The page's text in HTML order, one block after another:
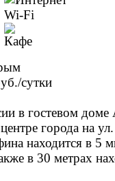
/сутки
в гостевом
города на
находится в 5
в 30 метрах